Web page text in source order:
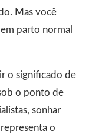
Mas você
parto normal
o significado de
o ponto de
sonhar
o